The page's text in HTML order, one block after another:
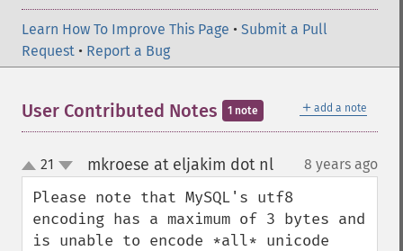
Learn How To Improve This Page • Submit a Pull
Request • Report a Bug
＋ add a note
User Contributed Notes 1 note
up
down
21 mkroese at eljakim dot nl¶ 8 years ago
Please note that MySQL's utf8
encoding has a maximum of 3 bytes and
is unable to encode *all* unicode